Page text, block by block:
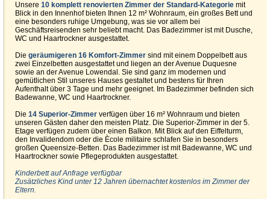
Unsere 10 komplett renovierten Zimmer der Standard-Kategorie mit
Blick in den Innenhof bieten Ihnen 12 m² Wohnraum, ein großes Bett und
eine besonders ruhige Umgebung, was sie vor allem bei
Geschäftsreisenden sehr beliebt macht. Das Badezimmer ist mit Dusche,
WC und Haartrockner ausgestattet.
Die geräumigeren 16 Komfort-Zimmer sind mit einem Doppelbett aus
zwei Einzelbetten ausgestattet und liegen an der Avenue Duquesne
sowie an der Avenue Lowendal. Sie sind ganz im modernen und
gemütlichen Stil unseres Hauses gestaltet und bestens für Ihren
Aufenthalt über 3 Tage und mehr geeignet. Im Badezimmer befinden sich
Badewanne, WC und Haartrockner.
Die 14 Superior-Zimmer verfügen über 16 m² Wohnraum und bieten
unseren Gästen daher den meisten Platz. Die Superior-Zimmer in der 5.
Etage verfügen zudem über einen Balkon. Mit Blick auf den Eiffelturm,
den Invalidendom oder die Ècole militaire schlafen Sie in besonders
großen Queensize-Betten. Das Badezimmer ist mit Badewanne, WC und
Haartrockner sowie Pflegeprodukten ausgestattet.
Kinderbett auf Anfrage verfügbar
Zusätzliches Kind unter 12 Jahren übernachtet kostenlos im Zimmer der
Eltern.